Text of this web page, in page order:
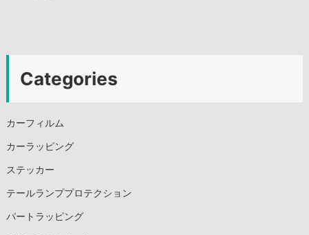
Categories
カーフィルム
カーラッピング
ステッカー
テールランププロテクション
パートラッピング